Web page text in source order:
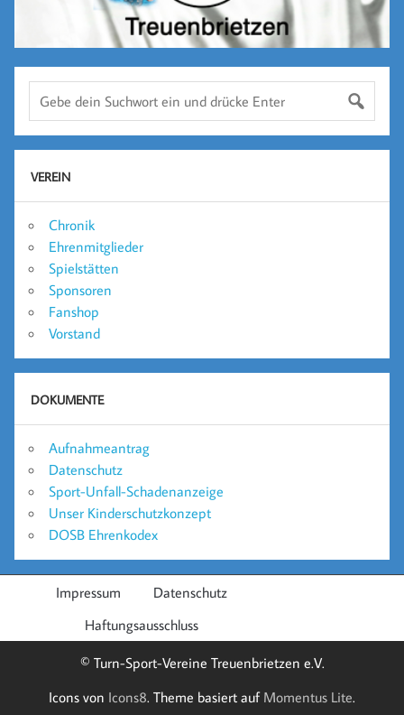
VEREIN
Chronik
Ehrenmitglieder
Spielstätten
Sponsoren
Fanshop
Vorstand
DOKUMENTE
Aufnahmeantrag
Datenschutz
Sport-Unfall-Schadenanzeige
Unser Kinderschutzkonzept
DOSB Ehrenkodex
Impressum
Datenschutz
Haftungsausschluss
© Turn-Sport-Vereine Treuenbrietzen e.V.
Icons von Icons8. Theme basiert auf Momentus Lite.